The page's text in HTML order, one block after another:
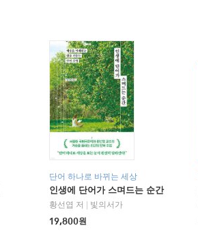
단어 하나로 바뀌는 세상
인생에 단어가 스며드는 순간
황선엽 저
빛의서가
19,800원